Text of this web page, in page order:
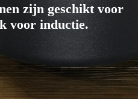
zijn geschikt voor
voor inductie.